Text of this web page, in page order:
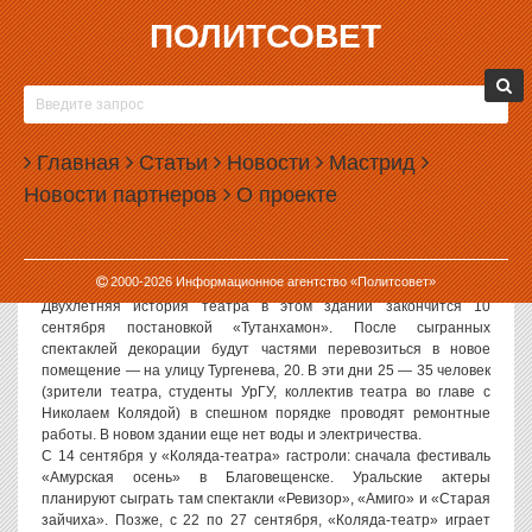
ПОЛИТСОВЕТ
Главная Статьи Новости Мастрид
Новости партнеров О проекте
2000-2026Информационное агентство «Политсовет»
01.09.2006, 15:00
ПОСЛЕДНИЕ ДНИ «КОЛЯДА-ТЕАТРА» НА
ПРОСПЕКТЕ ЛЕНИНА
Политсовет, 01.09.2006. Труппа «Коляда-театра» дает
последние спектакли в помещении по проспекту Ленина, 69/10. С
1 по 10 сентября здесь будут сыграны лучшие работы театра,
среди них «Мадам Роза», «Птица Феникс», «Землемер», «Старая
зайчиха», «Амиго», «Ревизор», «Клаустрофобия», «Нежность»,
«Кармен жива!».
Двухлетняя история театра в этом здании закончится 10
сентября постановкой «Тутанхамон». После сыгранных
спектаклей декорации будут частями перевозиться в новое
помещение — на улицу Тургенева, 20. В эти дни 25 — 35 человек
(зрители театра, студенты УрГУ, коллектив театра во главе с
Николаем Колядой) в спешном порядке проводят ремонтные
работы. В новом здании еще нет воды и электричества.
С 14 сентября у «Коляда-театра» гастроли: сначала фестиваль
«Амурская осень» в Благовещенске. Уральские актеры
планируют сыграть там спектакли «Ревизор», «Амиго» и «Старая
зайчиха». Позже, с 22 по 27 сентября, «Коляда-театр» играет